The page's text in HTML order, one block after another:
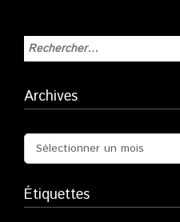
Archives
Étiquettes